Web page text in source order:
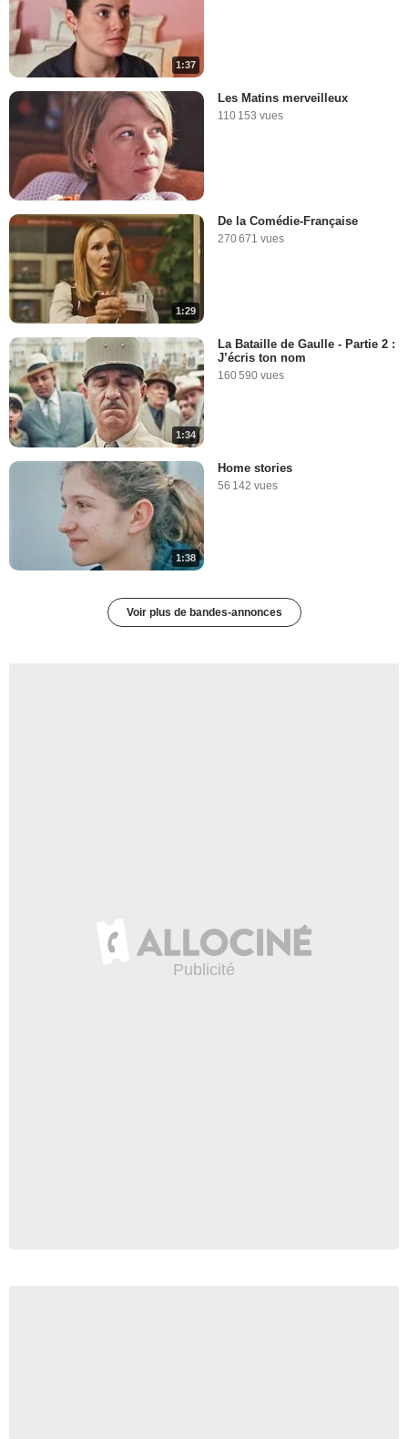
1:37
Les Matins merveilleux
110 153 vues
1:29
De la Comédie-Française
270 671 vues
1:34
La Bataille de Gaulle - Partie 2 :
J’écris ton nom
160 590 vues
1:38
Home stories
56 142 vues
Voir plus de bandes-annonces